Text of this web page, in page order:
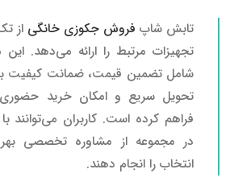
تابش شاپ فروش جکوزی خانگی از
تجهیزات مرتبط را ارائه می‌دهد. این
شامل تضمین قیمت، ضمانت کیفیت
تحویل سریع و امکان خرید حضوری
فراهم کرده است. کاربران می‌توانند
در مجموعه از مشاوره تخصصی
انتخاب را انجام دهند.